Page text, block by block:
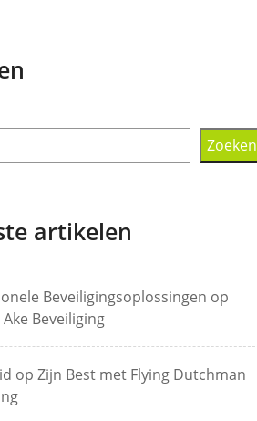
Zoeken
artikelen
Beveiligingsoplossingen op
Beveiliging
op Zijn Best met Flying Dutchman